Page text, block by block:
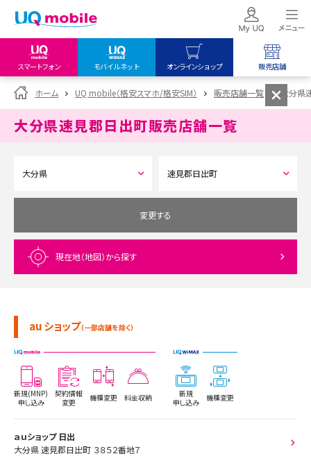
スマートフォン モバイルネット オンラインショップ 販売店舗
my UQ WiMAX
UQ WiMAX ご契約の方
My UQ mobile
データチャージサイト
UQ mobile
オンラインショップ
UQ WiMAX
UQ mobile
販売店舗
UQ WiMAX
ホーム UQ mobile（格安スマホ/格安SIM） 販売店舗一覧 大分
大分県速見郡日出町販売店舗一覧
変更する
現在地（地図）から探す
au ショップ（一部店舗を除く）
新規(MNP)
申し込み
契約情報
変更
機種変更 料金収納
新規
申し込み
機種変更
ａｕショップ 日出
大分県 速見郡日出町 ３８５２番地７